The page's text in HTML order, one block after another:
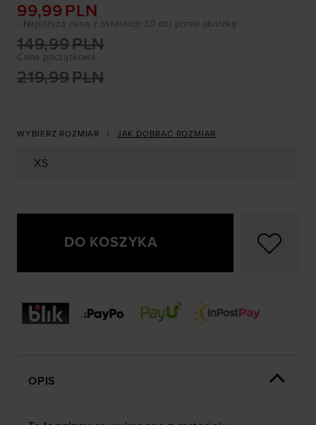
99,99 PLN
Cena początkowa
219,99PLN
149,99PLN
- Najniższa cena z ostatnich 30 dni przed obniżką:
WYBIERZ ROZMIAR JAK DOBRAĆ ROZMIAR
XS
DO KOSZYKA
OPIS